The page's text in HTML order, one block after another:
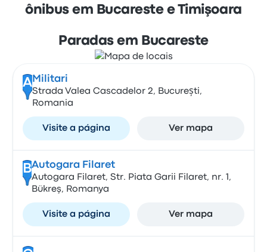
ônibus em Bucareste e Timişoara
Paradas em Bucareste
A Militari
Strada Valea Cascadelor 2, București,
Romania
Visite a página Ver mapa
BAutogara Filaret
Autogara Filaret, Str. Piata Garii Filaret, nr. 1,
Bükreş, Romanya
Visite a página Ver mapa